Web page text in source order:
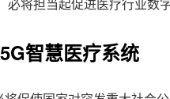
将担当起促进医疗行业数
智慧医疗系统